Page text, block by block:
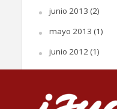
junio 2013 (2)
mayo 2013 (1)
junio 2012(1)